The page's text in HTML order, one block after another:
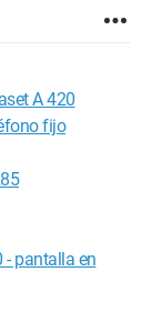
A 420
fijo
- pantalla en